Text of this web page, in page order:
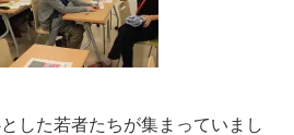
した若者たちが集まっていまし